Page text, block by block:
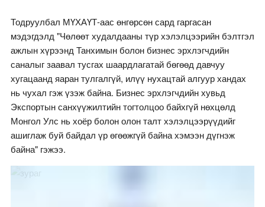
Тодруулбал МҮХАҮТ-аас өнгөрсөн сард гаргасан
мэдэгдэлд "Чөлөөт худалдааны түр хэлэлцээрийн бэлтгэл
ажлын хүрээнд Танхимын болон бизнес эрхлэгчдийн
саналыг заавал тусгах шаардлагатай бөгөөд давчуу
хугацаанд яаран тулгалгүй, илүү нухацтай алгуур хандах
нь чухал гэж үзэж байна. Бизнес эрхлэгчдийн хувьд
Экспортын санхүүжилтийн тогтолцоо байхгүй нөхцөлд
Монгол Улс нь хоёр болон олон талт хэлэлцээрүүдийг
ашиглаж буй байдал үр өгөөжгүй байна хэмээн дүгнэж
байна" гэжээ.